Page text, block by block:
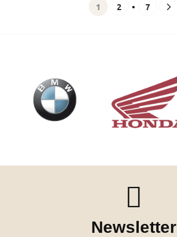
1 2 7
Newsletter